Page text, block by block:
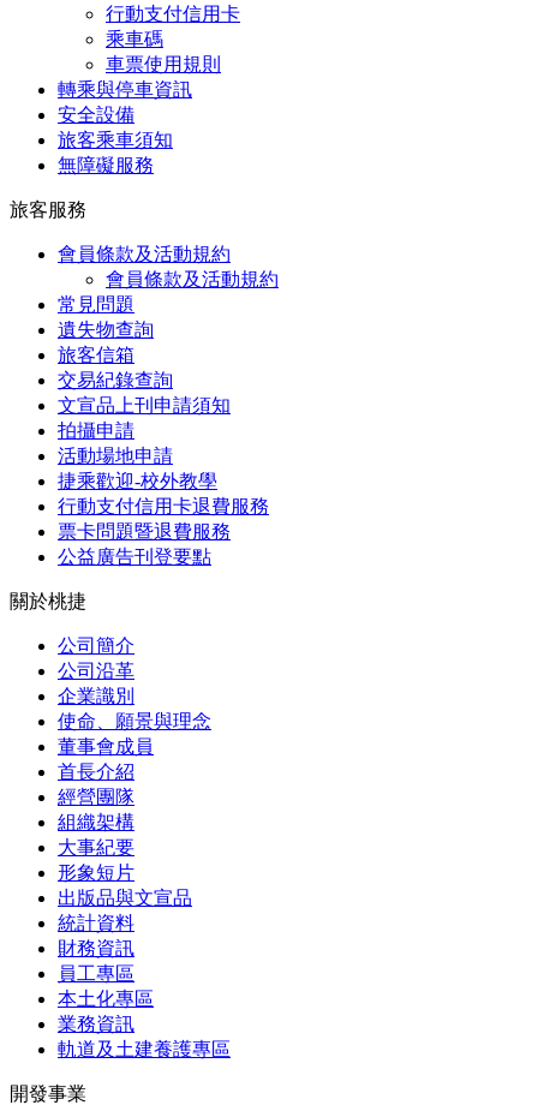
行動支付信用卡
乘車碼
車票使用規則
轉乘與停車資訊
安全設備
旅客乘車須知
無障礙服務
旅客服務
會員條款及活動規約
會員條款及活動規約
常見問題
遺失物查詢
旅客信箱
交易紀錄查詢
文宣品上刊申請須知
拍攝申請
活動場地申請
捷乘歡迎-校外教學
行動支付信用卡退費服務
票卡問題暨退費服務
公益廣告刊登要點
關於桃捷
公司簡介
公司沿革
企業識別
使命、願景與理念
董事會成員
首長介紹
經營團隊
組織架構
大事紀要
形象短片
出版品與文宣品
統計資料
財務資訊
員工專區
本土化專區
業務資訊
軌道及土建養護專區
開發事業